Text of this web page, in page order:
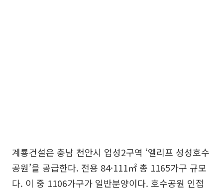
계룡건설은 충남 천안시 업성2구역 ‘엘리프 성성호수
공원’을 공급한다. 전용 84·111㎡ 총 1165가구 규모
다. 이 중 1106가구가 일반분양이다. 호수공원 인접